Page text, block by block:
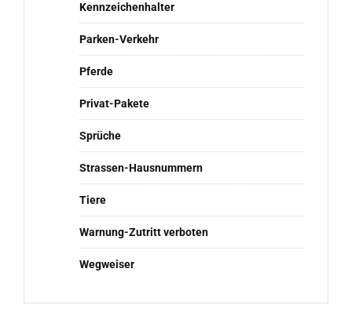
Kennzeichenhalter
Parken-Verkehr
Pferde
Privat-Pakete
Sprüche
Strassen-Hausnummern
Tiere
Warnung-Zutritt verboten
Wegweiser